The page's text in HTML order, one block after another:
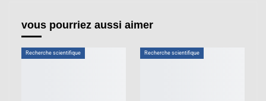
vous pourriez aussi aimer
Recherche scientifique Recherche scientifique